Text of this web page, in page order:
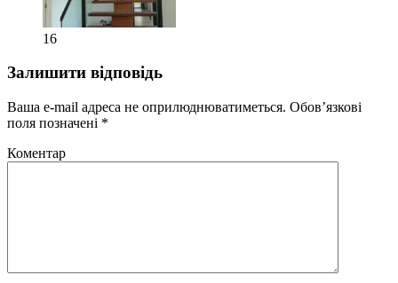
16
Залишити відповідь
Ваша e-mail адреса не оприлюднюватиметься. Обов’язкові
поля позначені *
Коментар